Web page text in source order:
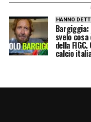
HANNO
Bargiggia:
svelo
della
calcio